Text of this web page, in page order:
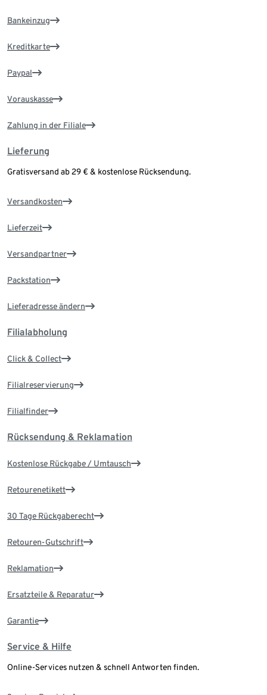
Bankeinzug
Kreditkarte
Paypal
Vorauskasse
Zahlung in der Filiale
Lieferung
Gratisversand ab 29 € & kostenlose Rücksendung.
Versandkosten
Lieferzeit
Versandpartner
Packstation
Lieferadresse ändern
Filialabholung
Click & Collect
Filialreservierung
Filialfinder
Rücksendung & Reklamation
Kostenlose Rückgabe / Umtausch
Retourenetikett
30 Tage Rückgaberecht
Retouren-Gutschrift
Reklamation
Ersatzteile & Reparatur
Garantie
Service & Hilfe
Online-Services nutzen & schnell Antworten finden.